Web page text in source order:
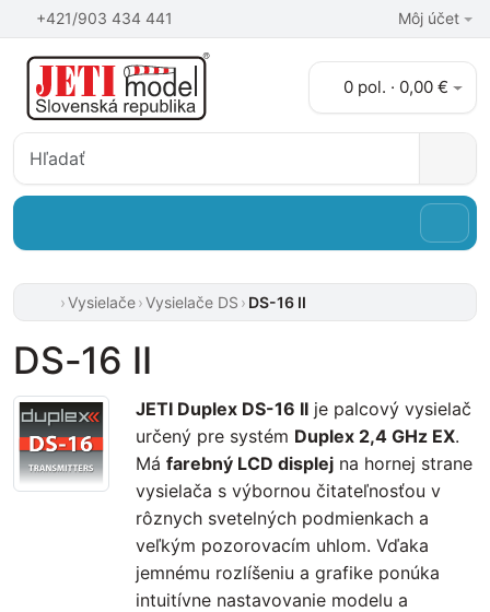
+421/903 434 441 Môj účet
0 pol. · 0,00 €
Vysielače Vysielače DS DS-16 II
DS-16 II
JETI Duplex DS-16 II je palcový vysielač
určený pre systém Duplex 2,4 GHz EX.
Má farebný LCD displej na hornej strane
vysielača s výbornou čitateľnosťou v
rôznych svetelných podmienkach a
veľkým pozorovacím uhlom. Vďaka
jemnému rozlíšeniu a grafike ponúka
intuitívne nastavovanie modelu a